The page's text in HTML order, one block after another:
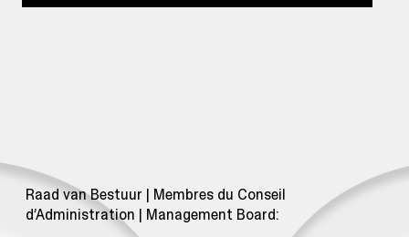
Raad van Bestuur | Membres du Conseil
d’Administration | Management Board: